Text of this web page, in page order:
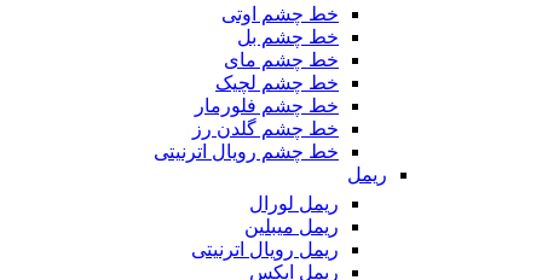
خط چشم اوتی
خط چشم بل
خط چشم مای
خط چشم لچیک
خط چشم فلورمار
خط چشم گلدن رز
خط چشم رویال اترنیتی
ریمل
ریمل لورال
ریمل میبلین
ریمل رویال اترنیتی
ریمل اپکس